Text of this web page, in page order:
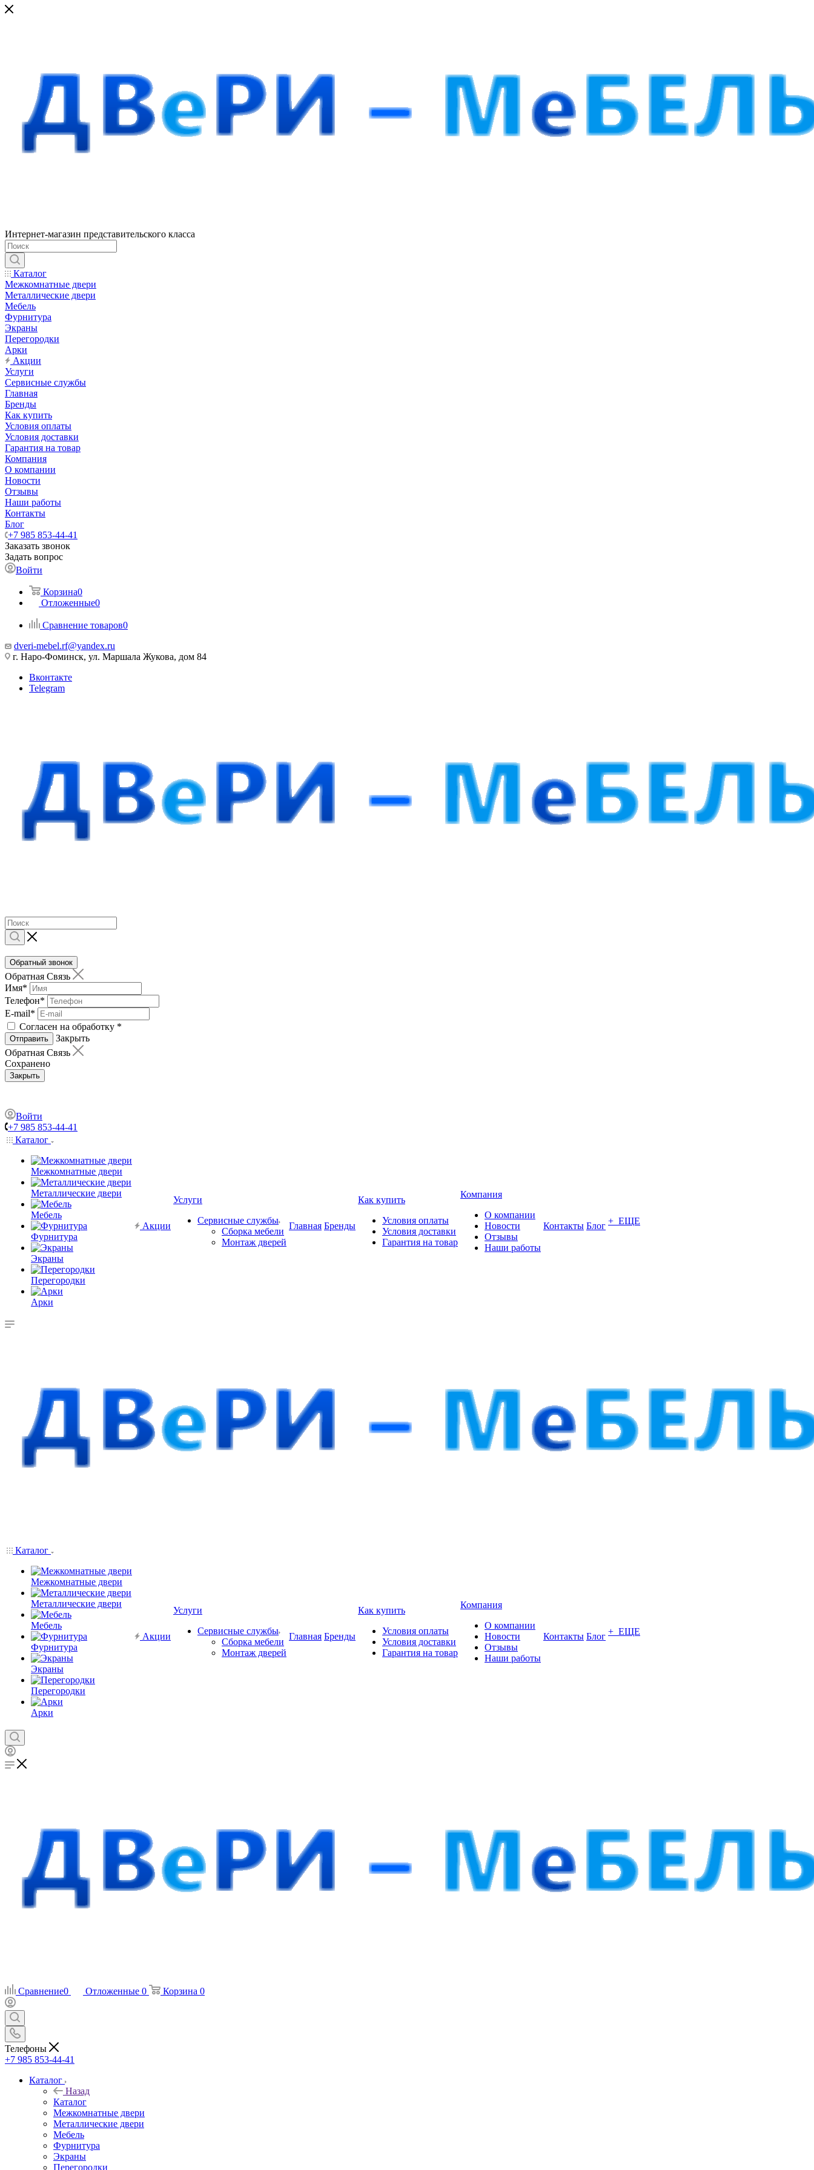
Интернет-магазин представительского класса
Каталог
Межкомнатные двери
Металлические двери
Мебель
Фурнитура
Экраны
Перегородки
Арки
Акции
Услуги
Сервисные службы
Главная
Бренды
Как купить
Условия оплаты
Условия доставки
Гарантия на товар
Компания
О компании
Новости
Отзывы
Наши работы
Контакты
Блог
+7 985 853-44-41
Заказать звонок
Задать вопрос
Войти
Корзина0
Отложенные0
Сравнение товаров0
dveri-mebel.rf@yandex.ru
г. Наро-Фоминск, ул. Маршала Жукова, дом 84
Вконтакте
Telegram
Обратный звонок
Обратная Связь
Имя*
Телефон*
E-mail*
Согласен на обработку *
Отправить
Закрыть
Обратная Связь
Сохранено
Закрыть
Войти
+7 985 853-44-41
Каталог
Межкомнатные двери
Металлические двери
Мебель
Фурнитура
Экраны
Перегородки
Арки
Акции
Услуги
Сервисные службы
Сборка мебели
Монтаж дверей
Главная Бренды
Как купить
Условия оплаты
Условия доставки
Гарантия на товар
Компания
О компании
Новости
Отзывы
Наши работы
Контакты Блог + ЕЩЕ
Каталог
Межкомнатные двери
Металлические двери
Мебель
Фурнитура
Экраны
Перегородки
Арки
Акции
Услуги
Сервисные службы
Сборка мебели
Монтаж дверей
Главная Бренды
Как купить
Условия оплаты
Условия доставки
Гарантия на товар
Компания
О компании
Новости
Отзывы
Наши работы
Контакты Блог + ЕЩЕ
Сравнение0 Отложенные 0 Корзина 0
Телефоны
+7 985 853-44-41
Каталог
Назад
Каталог
Межкомнатные двери
Металлические двери
Мебель
Фурнитура
Экраны
Перегородки